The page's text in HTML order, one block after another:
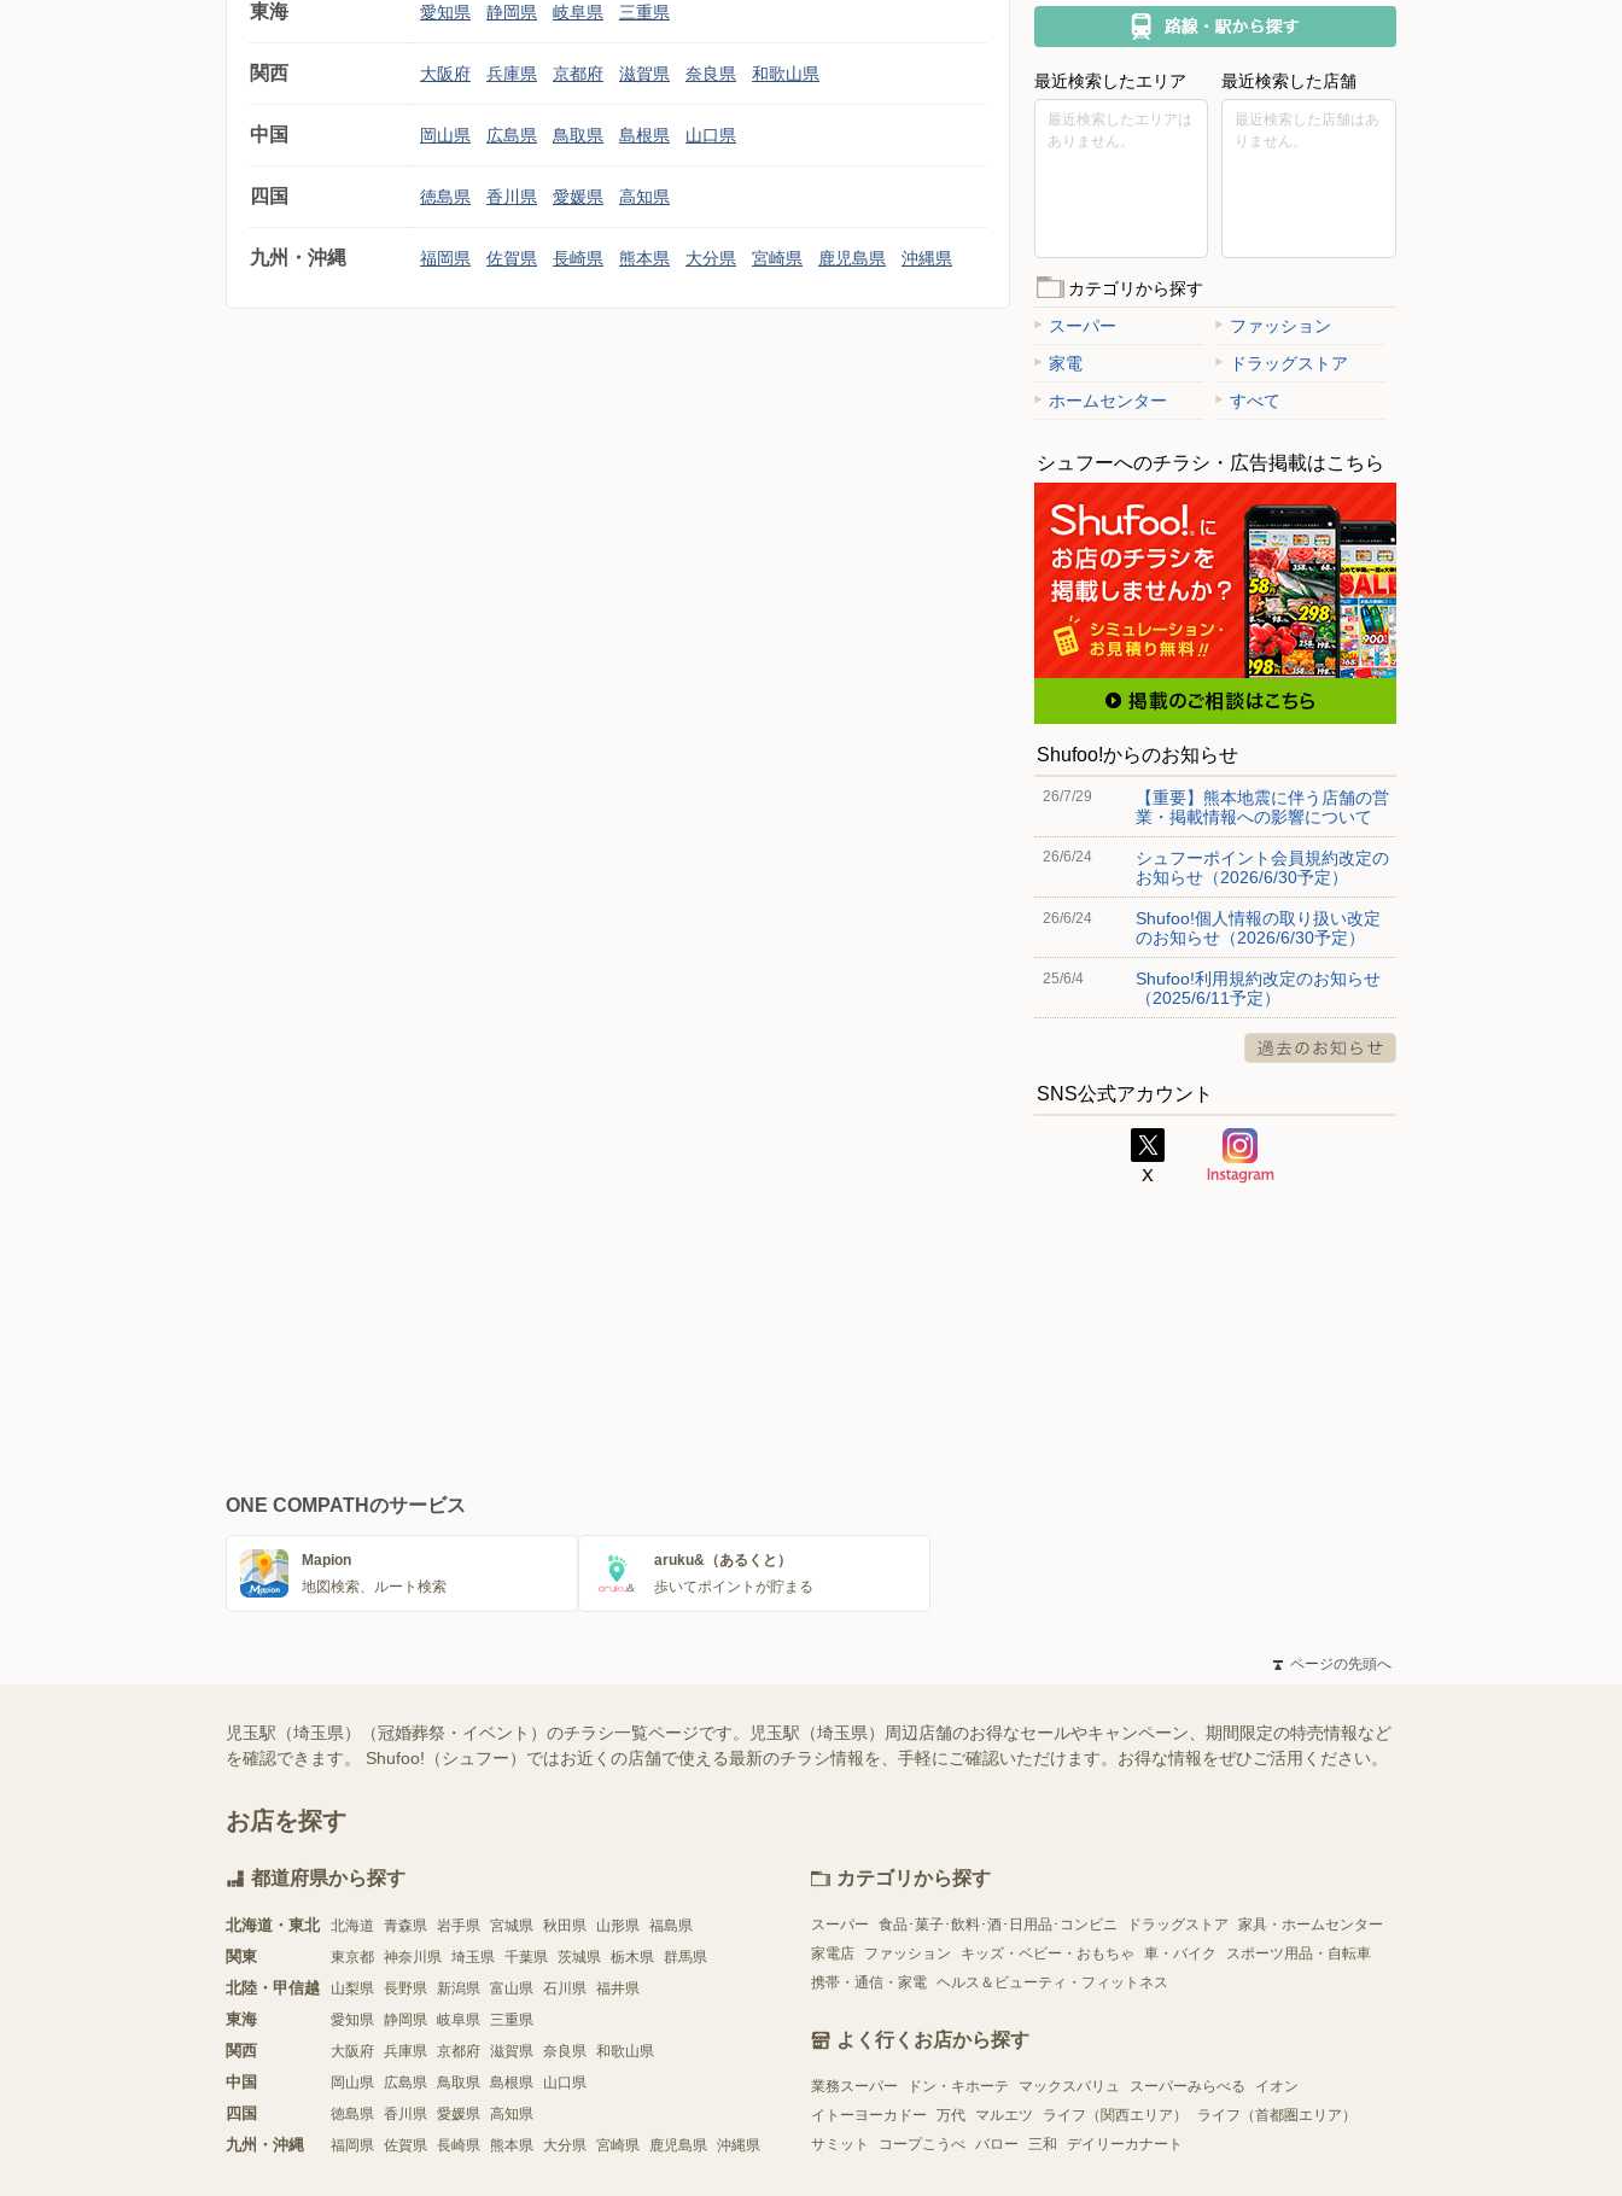
東海 愛知県 静岡県 岐阜県 三重県
関西 大阪府 兵庫県 京都府 滋賀県 奈良県 和歌山県
中国 岡山県 広島県 鳥取県 島根県 山口県
四国 徳島県 香川県 愛媛県 高知県
九州・沖縄 福岡県 佐賀県 長崎県 熊本県 大分県 宮崎県 鹿児島県 沖縄県
最近検索したエリア
最近検索したエリアは
ありません。
最近検索した店舗
最近検索した店舗はあ
りません。
カテゴリから探す
スーパー
ファッション
家電
ドラッグストア
ホームセンター
すべて
シュフーへのチラシ・広告掲載はこちら
Shufoo!からのお知らせ
26/7/29
【重要】熊本地震に伴う店舗の営
業・掲載情報への影響について
26/6/24
シュフーポイント会員規約改定の
お知らせ（2026/6/30予定）
26/6/24
Shufoo!個人情報の取り扱い改定
のお知らせ（2026/6/30予定）
25/6/4
Shufoo!利用規約改定のお知らせ
（2025/6/11予定）
SNS公式アカウント
ONE COMPATHのサービス
Mapion
地図検索、ルート検索
aruku&（あるくと）
歩いてポイントが貯まる
ページの先頭へ
児玉駅（埼玉県）（冠婚葬祭・イベント）のチラシ一覧ページです。児玉駅（埼玉県）周辺店舗のお得なセールやキャンペーン、期間限定の特売情報など
を確認できます。 Shufoo!（シュフー）ではお近くの店舗で使える最新のチラシ情報を、手軽にご確認いただけます。お得な情報をぜひご活用ください。
お店を探す
都道府県から探す
北海道・東北 北海道 青森県 岩手県 宮城県 秋田県 山形県 福島県
関東 東京都 神奈川県 埼玉県 千葉県 茨城県 栃木県 群馬県
北陸・甲信越 山梨県 長野県 新潟県 富山県 石川県 福井県
東海 愛知県 静岡県 岐阜県 三重県
関西 大阪府 兵庫県 京都府 滋賀県 奈良県 和歌山県
中国 岡山県 広島県 鳥取県 島根県 山口県
四国 徳島県 香川県 愛媛県 高知県
九州・沖縄 福岡県 佐賀県 長崎県 熊本県 大分県 宮崎県 鹿児島県 沖縄県
カテゴリから探す
スーパー 食品･菓子･飲料･酒･日用品･コンビニ ドラッグストア
家具・ホームセンター
家電店
ファッション キッズ・ベビー・おもちゃ 車・バイク
スポーツ用品・自転車
携帯・通信・家電 ヘルス＆ビューティ・フィットネス
よく行くお店から探す
業務スーパー ドン・キホーテ マックスバリュ スーパーみらべる
イオン
イトーヨーカドー
万代 マルエツ ライフ（関西エリア）
ライフ（首都圏エリア）
サミット
コープこうべ バロー 三和 デイリーカナート